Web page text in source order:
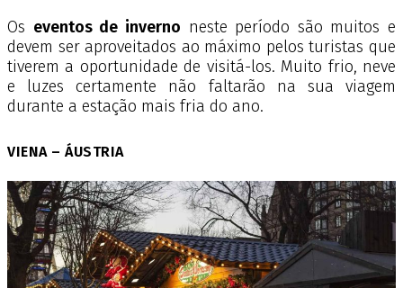
Os eventos de inverno neste período são muitos e
devem ser aproveitados ao máximo pelos turistas que
tiverem a oportunidade de visitá-los. Muito frio, neve
e luzes certamente não faltarão na sua viagem
durante a estação mais fria do ano.
VIENA – ÁUSTRIA